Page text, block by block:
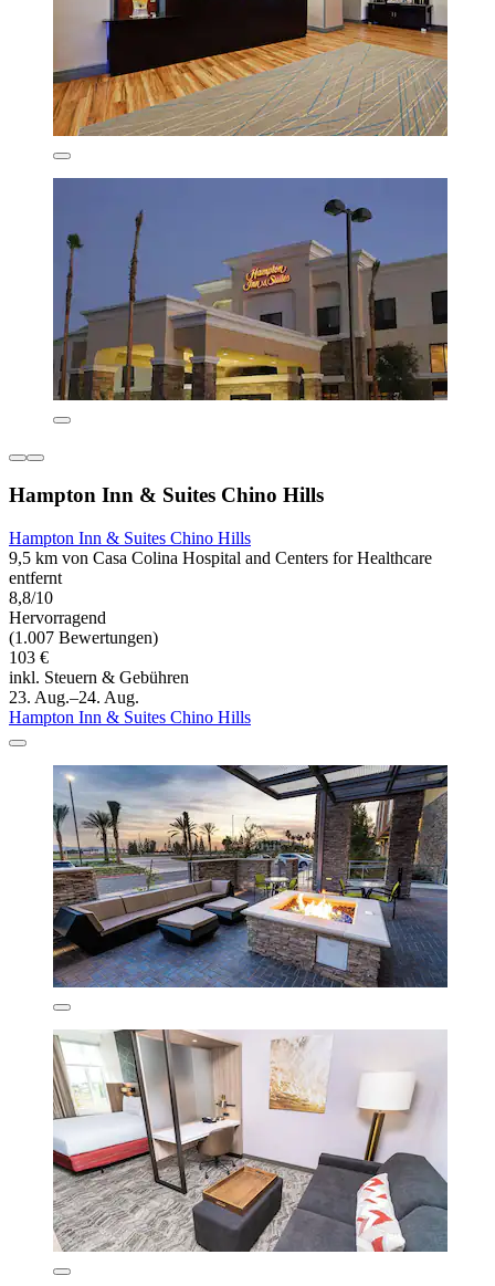
Hampton Inn & Suites Chino Hills
Hampton Inn & Suites Chino Hills
9,5 km von Casa Colina Hospital and Centers for Healthcare
entfernt
8,8/10
Hervorragend
(1.007 Bewertungen)
103 €
inkl. Steuern & Gebühren
23. Aug.–24. Aug.
Hampton Inn & Suites Chino Hills